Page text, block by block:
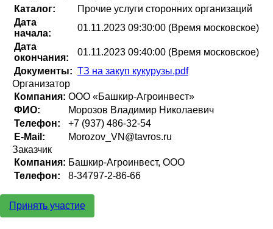
Каталог:
Прочие услуги сторонних организаций
Дата
начала:
01.11.2023 09:30:00 (Время московское)
Дата
окончания:
01.11.2023 09:40:00 (Время московское)
Документы: ТЗ на закуп кукурузы.pdf
Организатор
Компания: ООО «Башкир-Агроинвест»
ФИО:
Морозов Владимир Николаевич
Телефон:
+7 (937) 486-32-54
E-Mail:
Morozov_VN@tavros.ru
Заказчик
Компания: Башкир-Агроинвест, ООО
Телефон:
8-34797-2-86-66
Принять участие